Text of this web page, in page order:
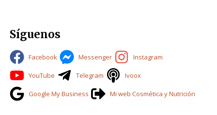
a
p
o
r
:
Síguenos
Facebook Messenger Instagram
YouTube Telegram Ivoox
Google My Business Mi web Cosmética y Nutrición